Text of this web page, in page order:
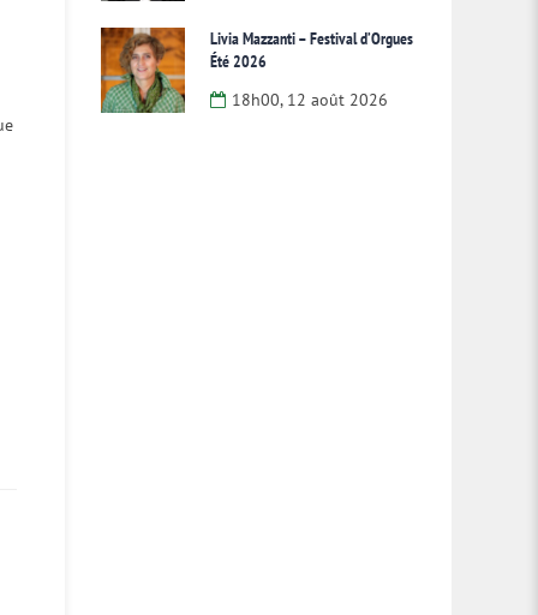
Livia Mazzanti – Festival d’Orgues
Été 2026
18h00, 12 août 2026